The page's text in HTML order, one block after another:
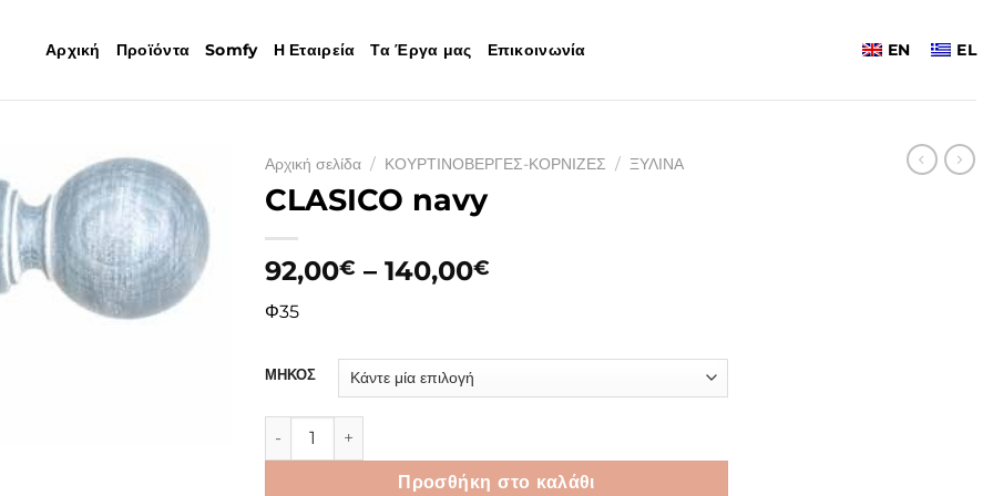
Αρχική Προϊόντα Somfy Η Εταιρεία Τα Έργα μας Επικοινωνία EN EL
Αρχική σελίδα / ΚΟΥΡΤΙΝΟΒΕΡΓΕΣ-ΚΟΡΝΙΖΕΣ / ΞΥΛΙΝΑ
CLASICO navy
92,00€ – 140,00€
Φ35
ΜΗΚΟΣ
CLASICO navy ποσότητα
Προσθήκη στο καλάθι